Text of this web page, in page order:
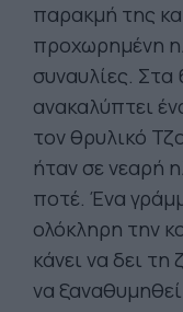
παρακμή της
προχωρημένη
συναυλίες. Στα
ανακαλύπτει
τον θρυλικό
ήταν σε νεαρή
ποτέ. Ένα
ολόκληρη την
κάνει να δει
να